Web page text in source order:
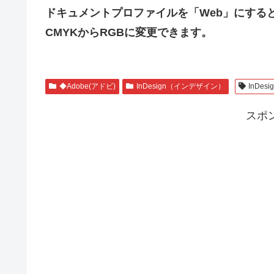
ドキュメントプロファイルを「Web」にする
CMYKからRGBに変更できます。
◆Adobe(アドビ) InDesign（インデザイン）
スポ